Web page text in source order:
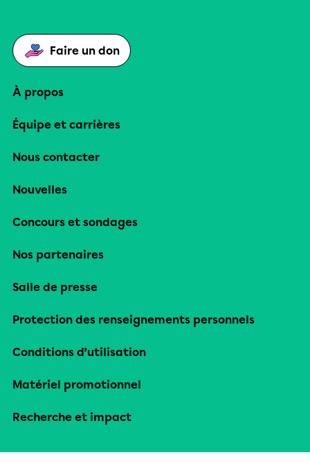
Faire un don
À propos
Équipe et carrières
Nous contacter
Nouvelles
Concours et sondages
Nos partenaires
Salle de presse
Protection des renseignements personnels
Conditions d’utilisation
Matériel promotionnel
Recherche et impact